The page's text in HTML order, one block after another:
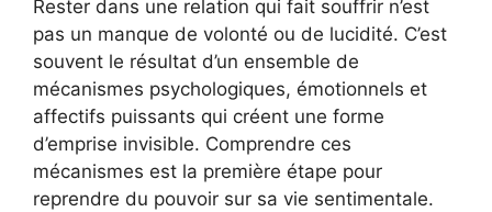
Rester dans une relation qui fait souffrir n’est
pas un manque de volonté ou de lucidité. C’est
souvent le résultat d’un ensemble de
mécanismes psychologiques, émotionnels et
affectifs puissants qui créent une forme
d’emprise invisible. Comprendre ces
mécanismes est la première étape pour
reprendre du pouvoir sur sa vie sentimentale.